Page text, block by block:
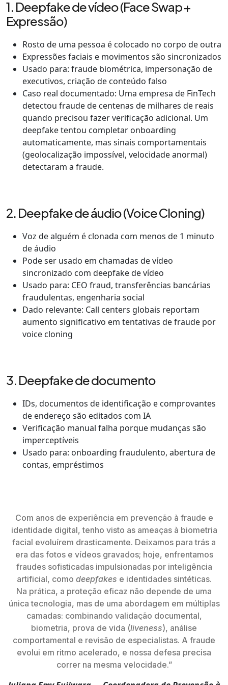
1. Deepfake de vídeo (Face Swap +
Expressão)
Rosto de uma pessoa é colocado no corpo de outra
Expressões faciais e movimentos são sincronizados
Usado para: fraude biométrica, impersonação de
executivos, criação de conteúdo falso
Caso real documentado: Uma empresa de FinTech
detectou fraude de centenas de milhares de reais
quando precisou fazer verificação adicional. Um
deepfake tentou completar onboarding
automaticamente, mas sinais comportamentais
(geolocalização impossível, velocidade anormal)
detectaram a fraude.
2. Deepfake de áudio (Voice Cloning)
Voz de alguém é clonada com menos de 1 minuto
de áudio
Pode ser usado em chamadas de vídeo
sincronizado com deepfake de vídeo
Usado para: CEO fraud, transferências bancárias
fraudulentas, engenharia social
Dado relevante: Call centers globais reportam
aumento significativo em tentativas de fraude por
voice cloning
3. Deepfake de documento
IDs, documentos de identificação e comprovantes
de endereço são editados com IA
Verificação manual falha porque mudanças são
imperceptíveis
Usado para: onboarding fraudulento, abertura de
contas, empréstimos
Com anos de experiência em prevenção à fraude e
identidade digital, tenho visto as ameaças à biometria
facial evoluírem drasticamente. Deixamos para trás a
era das fotos e vídeos gravados; hoje, enfrentamos
fraudes sofisticadas impulsionadas por inteligência
artificial, como deepfakes e identidades sintéticas.
Na prática, a proteção eficaz não depende de uma
única tecnologia, mas de uma abordagem em múltiplas
camadas: combinando validação documental,
biometria, prova de vida (liveness), análise
comportamental e revisão de especialistas. A fraude
evolui em ritmo acelerado, e nossa defesa precisa
correr na mesma velocidade.”